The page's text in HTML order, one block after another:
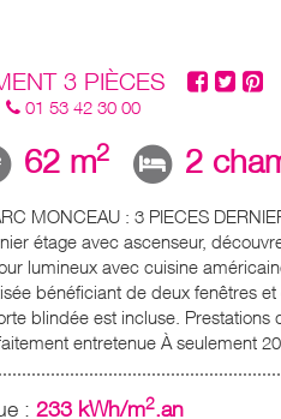
3 PIÈCES
01 53 42 30 00
62 m2 2
MONCEAU : 3 PIECES
étage avec ascenseur,
lumineux avec cuisine
bénéficiant de deux fenêtres
blindée est incluse.
entretenue À seulement
: 233 kWh/m2.an